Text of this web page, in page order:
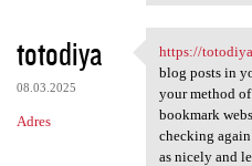
totodiya
08.03.2025
Adres
https://
https://
blog posts in
your method
bookmark
checking
as nicely and